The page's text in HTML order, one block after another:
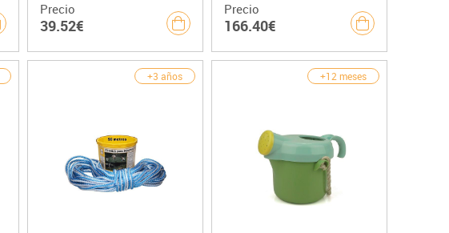
Precio
39.52€
Precio
166.40€
+3 años +12 meses